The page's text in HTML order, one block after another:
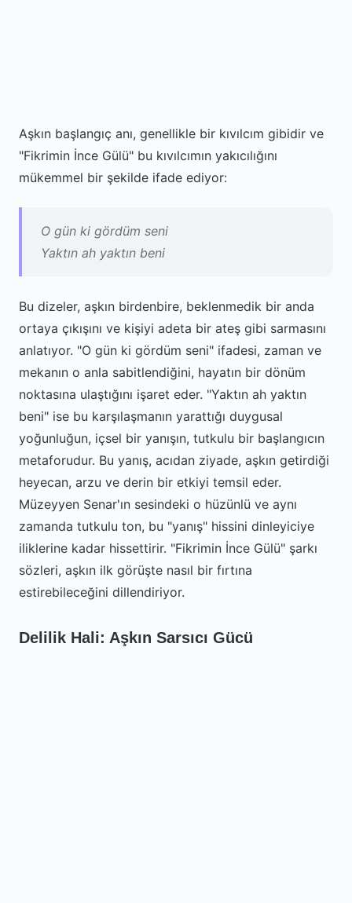
Aşkın başlangıç anı, genellikle bir kıvılcım gibidir ve
"Fikrimin İnce Gülü" bu kıvılcımın yakıcılığını
mükemmel bir şekilde ifade ediyor:
O gün ki gördüm seni
Yaktın ah yaktın beni
Bu dizeler, aşkın birdenbire, beklenmedik bir anda
ortaya çıkışını ve kişiyi adeta bir ateş gibi sarmasını
anlatıyor. "O gün ki gördüm seni" ifadesi, zaman ve
mekanın o anla sabitlendiğini, hayatın bir dönüm
noktasına ulaştığını işaret eder. "Yaktın ah yaktın
beni" ise bu karşılaşmanın yarattığı duygusal
yoğunluğun, içsel bir yanışın, tutkulu bir başlangıcın
metaforudur. Bu yanış, acıdan ziyade, aşkın getirdiği
heyecan, arzu ve derin bir etkiyi temsil eder.
Müzeyyen Senar'ın sesindeki o hüzünlü ve aynı
zamanda tutkulu ton, bu "yanış" hissini dinleyiciye
iliklerine kadar hissettirir. "Fikrimin İnce Gülü" şarkı
sözleri, aşkın ilk görüşte nasıl bir fırtına
estirebileceğini dillendiriyor.
Delilik Hali: Aşkın Sarsıcı Gücü